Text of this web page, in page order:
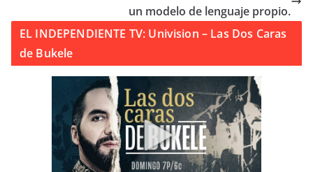
un modelo de lenguaje propio.
EL INDEPENDIENTE TV: Univision – Las Dos Caras
de Bukele